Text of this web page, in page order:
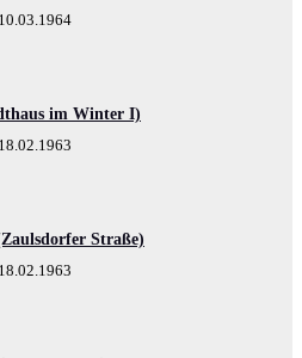
10.03.1964
im Winter I)
18.02.1963
Straße)
18.02.1963